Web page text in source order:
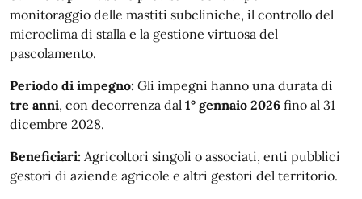
monitoraggio delle mastiti subcliniche, il controllo del
microclima di stalla e la gestione virtuosa del
pascolamento.
Periodo di impegno: Gli impegni hanno una durata di
tre anni, con decorrenza dal 1° gennaio 2026 fino al 31
dicembre 2028.
Beneficiari: Agricoltori singoli o associati, enti pubblici
gestori di aziende agricole e altri gestori del territorio.